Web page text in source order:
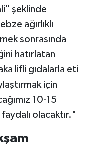
şeklinde
ağırlıklı
sonrasında
hatırlatan
lifli gıdalarla eti
için
10-15
olacaktır."